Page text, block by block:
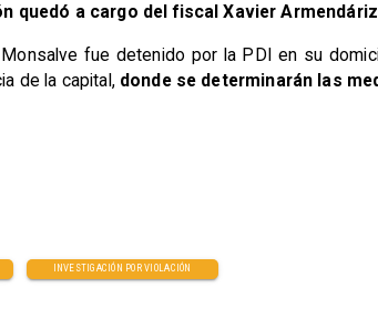
quedó a cargo del fiscal Xavier Armendáriz
fue detenido por la PDI en su
de la capital, donde se determinarán las
INVESTIGACIÓN POR VIOLACIÓN